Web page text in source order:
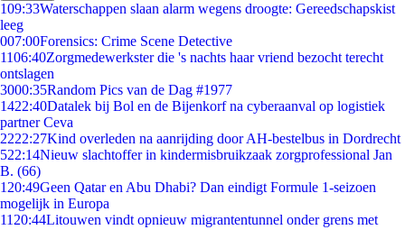
109:33Waterschappen slaan alarm wegens droogte: Gereedschapskist
leeg
007:00Forensics: Crime Scene Detective
1106:40Zorgmedewerkster die 's nachts haar vriend bezocht terecht
ontslagen
3000:35Random Pics van de Dag #1977
1422:40Datalek bij Bol en de Bijenkorf na cyberaanval op logistiek
partner Ceva
2222:27Kind overleden na aanrijding door AH-bestelbus in Dordrecht
522:14Nieuw slachtoffer in kindermisbruikzaak zorgprofessional Jan
B. (66)
1 20:49Geen Qatar en Abu Dhabi? Dan eindigt Formule 1-seizoen
mogelijk in Europa
11 20:44Litouwen vindt opnieuw migrantentunnel onder grens met